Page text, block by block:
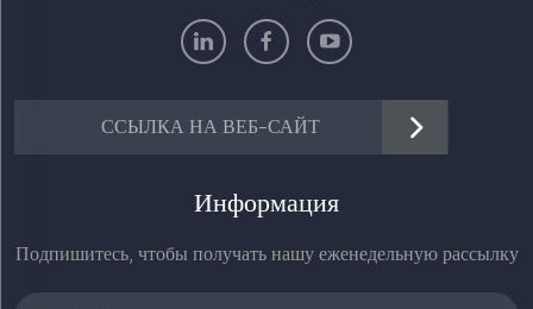
ССЫЛКА НА ВЕБ-САЙТ
Информация
Подпишитесь, чтобы получать нашу еженедельную рассылку